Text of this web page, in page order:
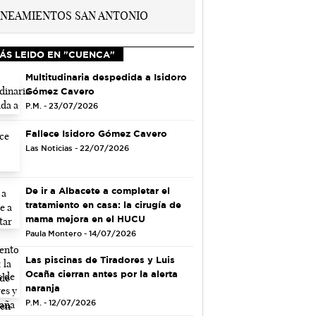
LEIDO EN "CUENCA"
Multitudinaria despedida a Isidoro
Gómez Cavero
P.M. - 23/07/2026
Fallece Isidoro Gómez Cavero
Las Noticias - 22/07/2026
De ir a Albacete a completar el
tratamiento en casa: la cirugía de
mama mejora en el HUCU
Paula Montero - 14/07/2026
Las piscinas de Tiradores y Luis
Ocaña cierran antes por la alerta
naranja
P.M. - 12/07/2026